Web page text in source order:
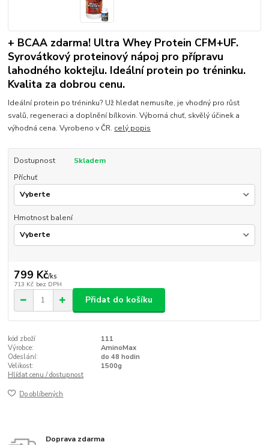
+ BCAA zdarma! Ultra Whey Protein CFM+UF.
Syrovátkový proteinový nápoj pro přípravu
lahodného koktejlu. Ideální protein po tréninku.
Kvalita za dobrou cenu.
Ideální protein po tréninku? Už hledat nemusíte, je vhodný pro růst
svalů, regeneraci a doplnění bílkovin. Výborná chuť, skvělý účinek a
výhodná cena. Vyrobeno v ČR. celý popis
Dostupnost
Skladem
Příchuť
Hmotnost balení
799 Kč/ks
713 Kč bez DPH
Přidat do košíku
kód zboží
111
Výrobce:
AminoMax
Odeslání:
do 48 hodin
Velikost:
1500g
Hlídat cenu / dostupnost
Do oblíbených
Doprava zdarma